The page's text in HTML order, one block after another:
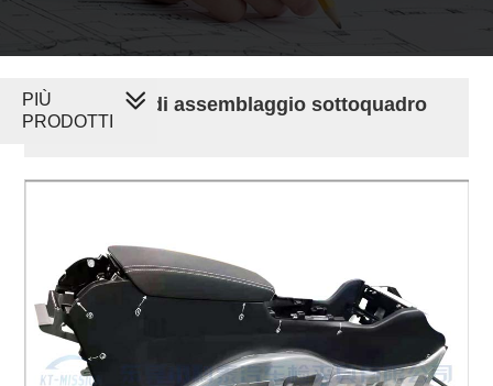
Strumento di assemblaggio sottoquadro
strumenti
PIÙ
PRODOTTI